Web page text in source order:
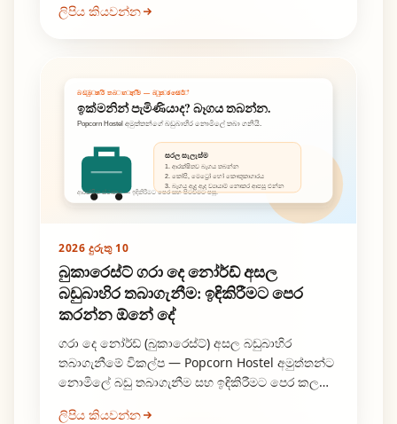
ලිපිය කියවන්න
බඩුබාහිර තබා ගැනීම — බුකාරෙස්ට්
ඉක්මනින් පැමිණියාද? බෑගය තබන්න.
Popcorn Hostel අමුත්තන්ගේ බඩුබාහිර නොමිලේ තබා ගනියි.
සරල සැලැස්ම
1. ආරක්ෂිතව බෑගය තබන්න
2. කෝපි, මෙට්‍රෝ හෝ කෞතුකාගාරය
3. බෑගය ඇද ඇද ව්‍යායාම් නොකර ආපසු එන්න
ආරක්ෂිත ස්ථානය — ඉඳිකිරීමට පෙර සහ පිටවීමට පසු.
2026 දුරුතු 10
බුකාරෙස්ට් ගරා දෙ නෝර්ඩ් අසල
බඩුබාහිර තබාගැනීම: ඉඳිකිරීමට පෙර
කරන්න ඕනේ දේ
ගරා දෙ නෝර්ඩ් (බුකාරෙස්ට්) අසල බඩුබාහිර
තබාගැනීමේ විකල්ප — Popcorn Hostel අමුත්තන්ට
නොමිලේ බඩු තබාගැනීම සහ ඉඳිකිරීමට පෙර කල
ලිපිය කියවන්න